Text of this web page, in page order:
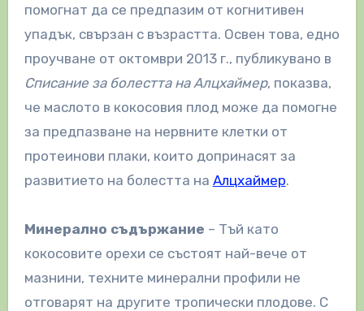
помогнат да се предпазим от когнитивен
упадък, свързан с възрастта. Освен това, едно
проучване от октомври 2013 г., публикувано в
Списание за болестта на Алцхаймер, показва,
че маслото в кокосовия плод може да помогне
за предпазване на нервните клетки от
протеинови плаки, които допринасят за
развитието на болестта на Алцхаймер.
Минерално съдържание – Тъй като
кокосовите орехи се състоят най-вече от
мазнини, техните минерални профили не
отговарят на другите тропически плодове. С